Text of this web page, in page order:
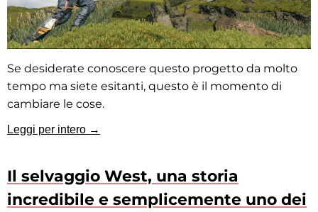
Se desiderate conoscere questo progetto da molto
tempo ma siete esitanti, questo è il momento di
cambiare le cose.
Leggi per intero →
Il selvaggio West, una storia
incredibile e semplicemente uno dei